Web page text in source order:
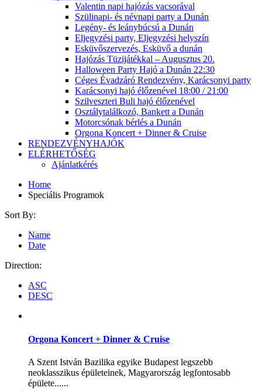
Valentin napi hajózás vacsorával
Szülinapi- és névnapi party a Dunán
Legény- és leánybúcsú a Dunán
Eljegyzési party, Eljegyzési helyszín
Esküvőszervezés, Esküvő a dunán
Hajózás Tüzijátékkal – Augusztus 20.
Halloween Party Hajó a Dunán 22:30
Céges Évadzáró Rendezvény, Karácsonyi party
Karácsonyi hajó élőzenével 18:00 / 21:00
Szilveszteri Buli hajó élőzenével
Osztálytalálkozó, Bankett a Dunán
Motorcsónak bérlés a Dunán
Orgona Koncert + Dinner & Cruise
RENDEZVÉNYHAJÓK
ELÉRHETŐSÉG
Ajánlatkérés
Home
Speciális Programok
Sort By:
Name
Date
Direction:
ASC
DESC
Orgona Koncert + Dinner & Cruise
A Szent István Bazilika egyike Budapest legszebb
neoklasszikus épületeinek, Magyarország legfontosabb
épülete......